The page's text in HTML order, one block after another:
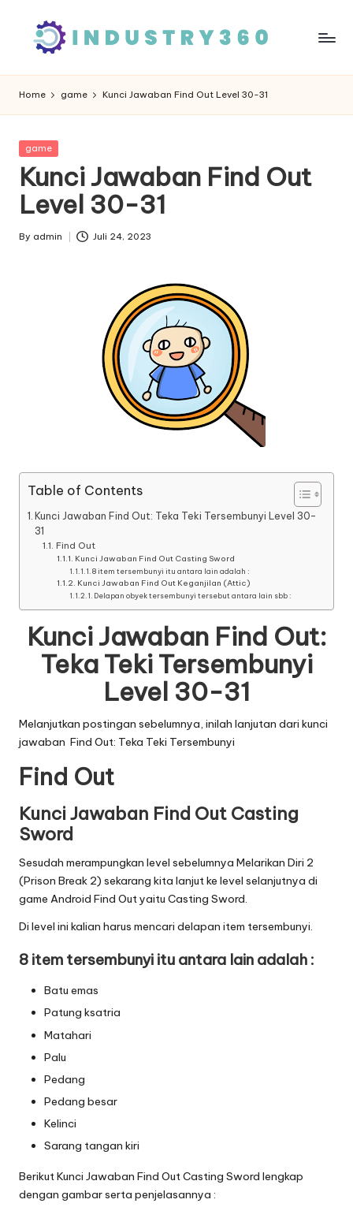
Home game Kunci Jawaban Find Out Level 30-31
Posted
game
Kunci Jawaban Find Out
Level 30-31
Posted
By admin Juli 24, 2023
Table of Contents
Kunci Jawaban Find Out: Teka Teki Tersembunyi Level 30-
31
Find Out
Kunci Jawaban Find Out Casting Sword
8 item tersembunyi itu antara lain adalah :
Kunci Jawaban Find Out Keganjilan (Attic)
Delapan obyek tersembunyi tersebut antara lain sbb :
Kunci Jawaban Find Out:
Teka Teki Tersembunyi
Level 30-31
Melanjutkan postingan sebelumnya, inilah lanjutan dari kunci
jawaban Find Out: Teka Teki Tersembunyi
Find Out
Kunci Jawaban Find Out Casting
Sword
Sesudah merampungkan level sebelumnya Melarikan Diri 2
(Prison Break 2) sekarang kita lanjut ke level selanjutnya di
game Android Find Out yaitu Casting Sword.
Di level ini kalian harus mencari delapan item tersembunyi.
8 item tersembunyi itu antara lain adalah :
Batu emas
Patung ksatria
Matahari
Palu
Pedang
Pedang besar
Kelinci
Sarang tangan kiri
Berikut Kunci Jawaban Find Out Casting Sword lengkap
dengan gambar serta penjelasannya :